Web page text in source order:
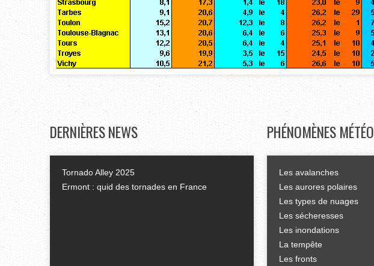
DERNIÈRESNEWS
Tornado Alley 2025
Ermont : quid des tornades en France
PHÉNOMÈNES MÉTÉO
Les avalanches
Les aurores polaires
Les types de nuages
Les sécheresses
Les inondations
La tempête
Les fronts